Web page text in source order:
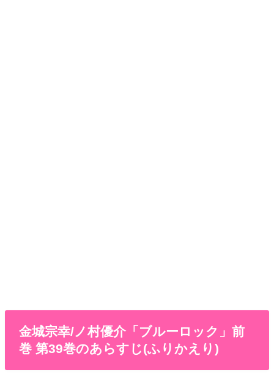
金城宗幸/ノ村優介「ブルーロック」前
巻 第39巻のあらすじ(ふりかえり)